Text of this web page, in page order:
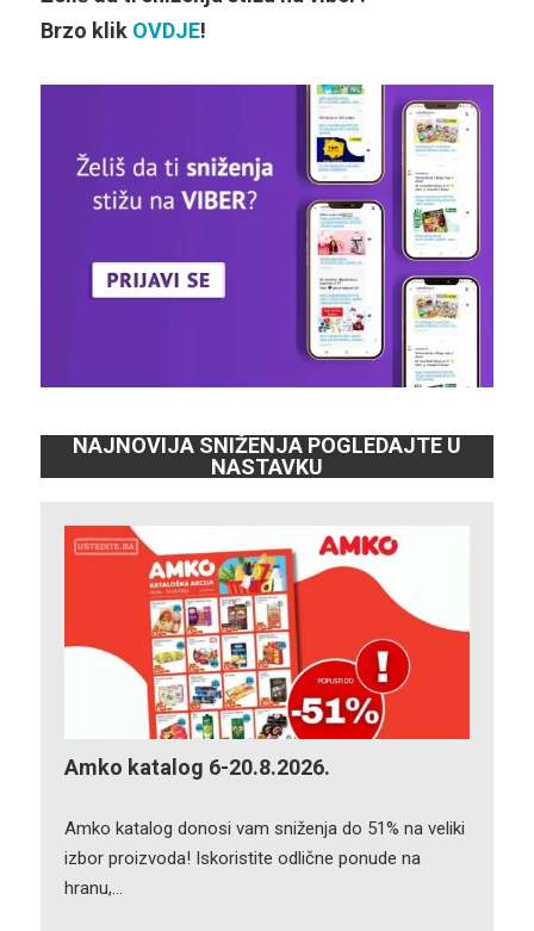
Brzo klik OVDJE!
NAJNOVIJA SNIŽENJA POGLEDAJTE U
NASTAVKU
Amko katalog 6-20.8.2026.
Amko katalog donosi vam sniženja do 51% na veliki
izbor proizvoda! Iskoristite odlične ponude na
hranu,…